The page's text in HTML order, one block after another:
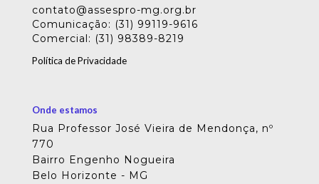
contato@assespro-mg.org.br
Comunicação: (31) 99119-9616
Comercial: (31) 98389-8219
Política de Privacidade
Onde estamos
Rua Professor José Vieira de Mendonça, nº
770
Bairro Engenho Nogueira
Belo Horizonte - MG